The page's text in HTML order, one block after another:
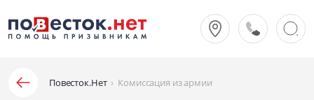
Повесток.Нет › Комиссация из армии